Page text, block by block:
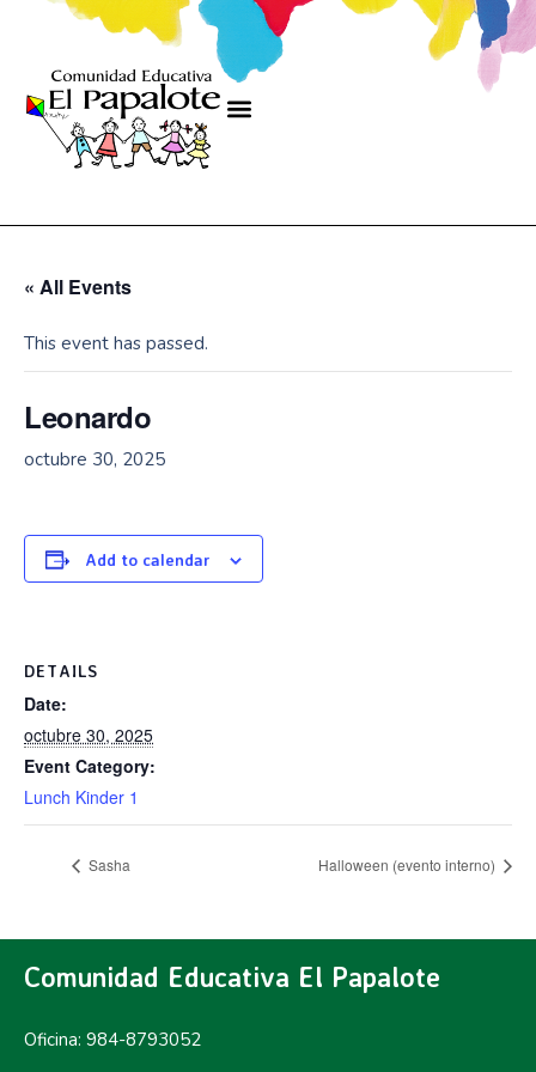
« All Events
This event has passed.
Leonardo
octubre 30, 2025
Add to calendar
DETAILS
Date:
octubre 30, 2025
Event Category:
Lunch Kinder 1
Sasha Halloween (evento interno)
Comunidad Educativa El Papalote
Oficina: 984-8793052